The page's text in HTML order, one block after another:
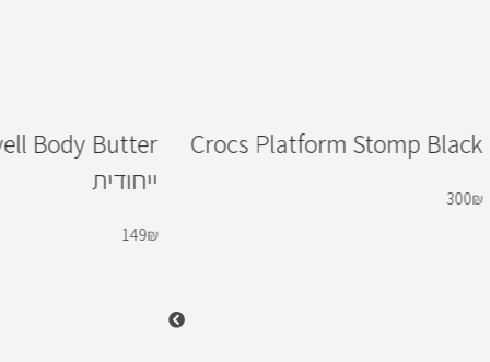
Crocs Platform Stomp Black
300₪
ייחודית
149₪